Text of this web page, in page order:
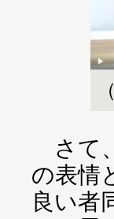
さて
の表情
良い者